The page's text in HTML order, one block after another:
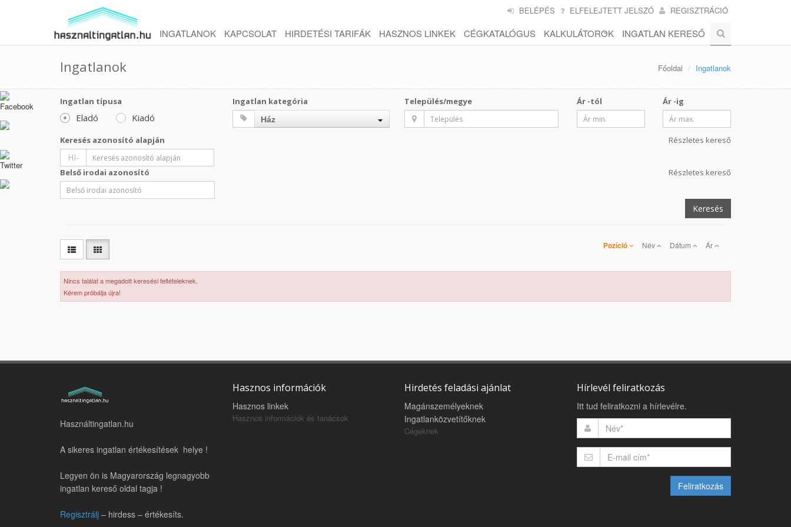
BELÉPÉS ELFELEJTETT JELSZÓ REGISZTRÁCIÓ
INGATLANOK KAPCSOLAT HIRDETÉSI TARIFÁK HASZNOS LINKEK CÉGKATALÓGUS KALKULÁTOROK INGATLAN KERESŐ
Ingatlanok Főoldal Ingatlanok
Ingatlan típusa
Eladó Kiadó
Ingatlan kategória
Ház
Település/megye Ár -tól Ár -ig
Keresés azonosító alapján
HI-
Részletes kereső
Belső irodai azonosító Részletes kereső
Keresés
Pozíció Név Dátum Ár
Nincs találat a megadott keresési feltételeknek.
Kérem próbálja újra!
Használtingatlan.hu
A sikeres ingatlan értékesítések helye !
Legyen ön is Magyarország legnagyobb
ingatlan kereső oldal tagja !
Regisztrálj – hirdess – értékesíts.
Hasznos információk
Hasznos linkek
Hasznos információk és tanácsok
Hirdetés feladási ajánlat
Magánszemélyeknek
Ingatlanközvetítőknek
Cégeknek
Hírlevél feliratkozás
Itt tud feliratkozni a hírlevélre.
Feliratkozás